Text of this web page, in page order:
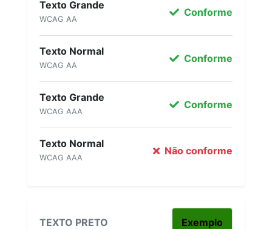
Texto Grande
WCAG AA
Conforme
Texto Normal
WCAG AA
Conforme
Texto Grande
WCAG AAA
Conforme
Texto Normal
WCAG AAA
Não conforme
TEXTO PRETO Exemplo